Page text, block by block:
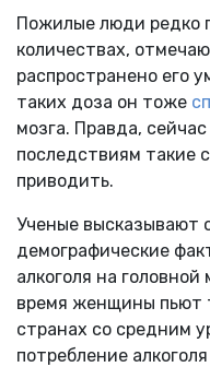
Пожилые люди редко
количествах,
распространено его
таких доза он тоже
мозга. Правда,
последствиям такие
приводить.
Ученые высказывают
демографические
алкоголя на
время женщины пьют
странах со средним
потребление